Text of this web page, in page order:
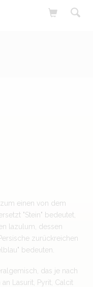
einen von dem
"Stein" bedeutet,
lazulum, dessen
zurückreichen
bedeuten.
das je nach
Lasurit, Pyrit, Calcit